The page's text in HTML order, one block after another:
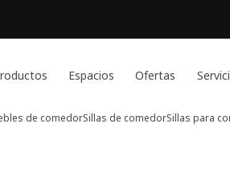
Espacios Ofertas
de comedorSillas de comedorSillas para